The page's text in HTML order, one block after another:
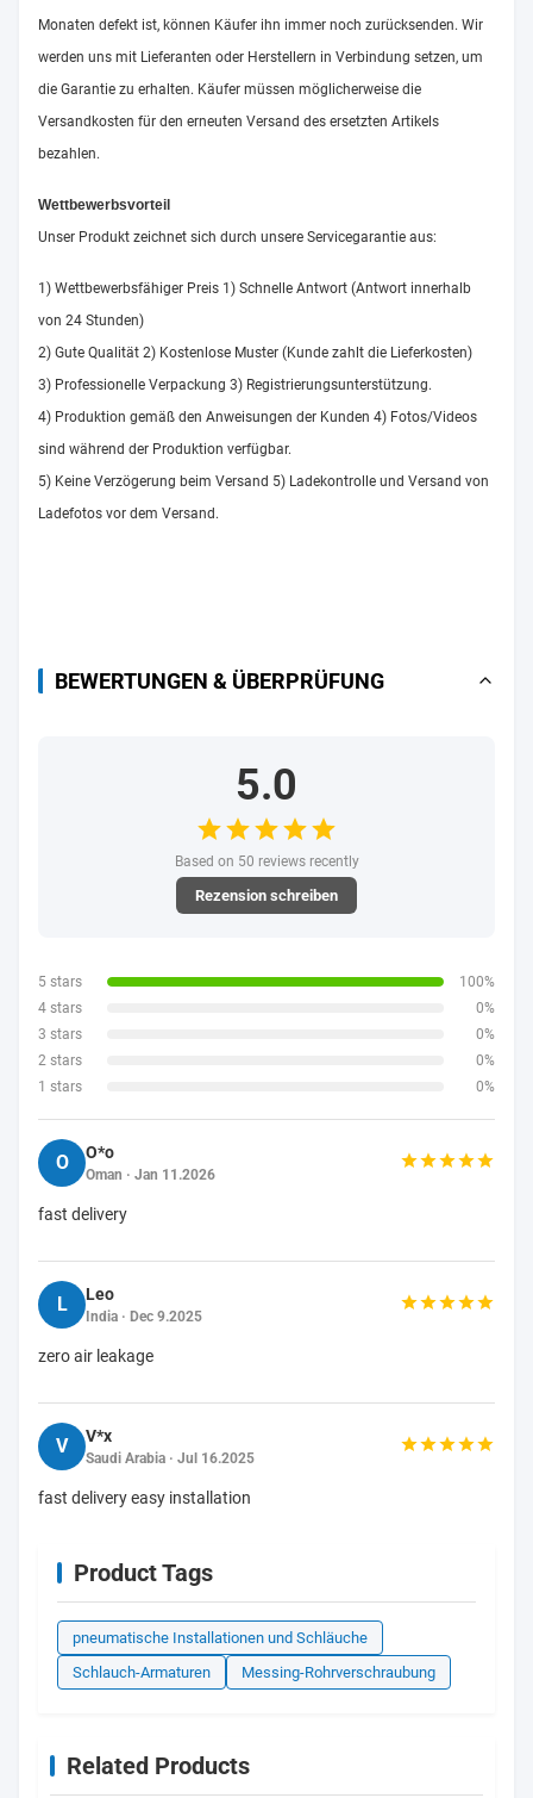
Monaten defekt ist, können Käufer ihn immer noch zurücksenden. Wir
werden uns mit Lieferanten oder Herstellern in Verbindung setzen, um
die Garantie zu erhalten. Käufer müssen möglicherweise die
Versandkosten für den erneuten Versand des ersetzten Artikels
bezahlen.
Wettbewerbsvorteil
Unser Produkt zeichnet sich durch unsere Servicegarantie aus:
1) Wettbewerbsfähiger Preis 1) Schnelle Antwort (Antwort innerhalb
von 24 Stunden)
2) Gute Qualität 2) Kostenlose Muster (Kunde zahlt die Lieferkosten)
3) Professionelle Verpackung 3) Registrierungsunterstützung.
4) Produktion gemäß den Anweisungen der Kunden 4) Fotos/Videos
sind während der Produktion verfügbar.
5) Keine Verzögerung beim Versand 5) Ladekontrolle und Versand von
Ladefotos vor dem Versand.
BEWERTUNGEN & ÜBERPRÜFUNG
5.0
Based on 50 reviews recently
Rezension schreiben
5 stars
100%
4 stars
0%
3 stars
0%
2 stars
0%
1 stars
0%
O O*o
Oman · Jan 11.2026
fast delivery
L Leo
India · Dec 9.2025
zero air leakage
V V*x
Saudi Arabia · Jul 16.2025
fast delivery easy installation
Product Tags
pneumatische Installationen und Schläuche
Schlauch-Armaturen
Messing-Rohrverschraubung
Related Products